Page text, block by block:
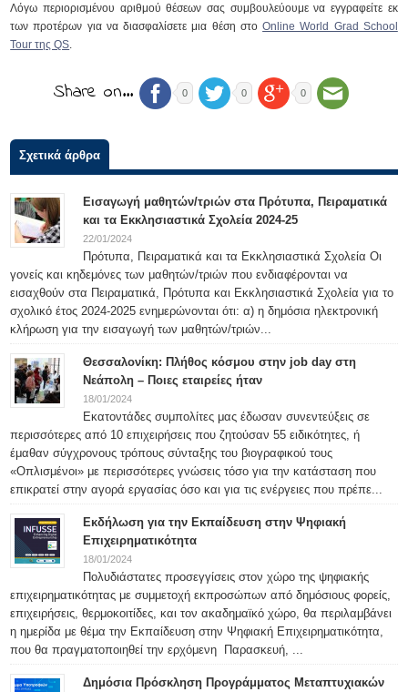
Λόγω περιορισμένου αριθμού θέσεων σας συμβουλεύουμε να εγγραφείτε εκ
των προτέρων για να διασφαλίσετε μια θέση στοOnline World Grad School
Tour της QS
Share on… 0 0 0
Σχετικά άρθρα
Εισαγωγή μαθητών/τριών στα Πρότυπα, Πειραματικά
και τα Εκκλησιαστικά Σχολεία 2024-25
22/01/2024
Πρότυπα, Πειραματικά και τα Εκκλησιαστικά Σχολεία Οι
γονείς και κηδεμόνες των μαθητών/τριών που ενδιαφέρονται να
εισαχθούν στα Πειραματικά, Πρότυπα και Εκκλησιαστικά Σχολεία για το
σχολικό έτος 2024-2025 ενημερώνονται ότι: α) η δημόσια ηλεκτρονική
κλήρωση για την εισαγωγή των μαθητών/τριών...
Θεσσαλονίκη: Πλήθος κόσμου στην job day στη
Νεάπολη – Ποιες εταιρείες ήταν
18/01/2024
Εκατοντάδες συμπολίτες μας έδωσαν συνεντεύξεις σε
περισσότερες από 10 επιχειρήσεις που ζητούσαν 55 ειδικότητες, ή
έμαθαν σύγχρονους τρόπους σύνταξης του βιογραφικού τους
«Οπλισμένοι» με περισσότερες γνώσεις τόσο για την κατάσταση που
επικρατεί στην αγορά εργασίας όσο και για τις ενέργειες που πρέπε...
Εκδήλωση για την Εκπαίδευση στην Ψηφιακή
Επιχειρηματικότητα
18/01/2024
Πολυδιάστατες προσεγγίσεις στον χώρο της ψηφιακής
επιχειρηματικότητας με συμμετοχή εκπροσώπων από δημόσιους φορείς,
επιχειρήσεις, θερμοκοιτίδες, και τον ακαδημαϊκό χώρο, θα περιλαμβάνει
η ημερίδα με θέμα την Εκπαίδευση στην Ψηφιακή Επιχειρηματικότητα,
που θα πραγματοποιηθεί την ερχόμενη Παρασκευή, ...
Δημόσια Πρόσκληση Προγράμματος Μεταπτυχιακών